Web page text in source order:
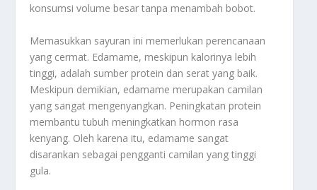
konsumsi volume besar tanpa menambah bobot.
Memasukkan sayuran ini memerlukan perencanaan
yang cermat. Edamame, meskipun kalorinya lebih
tinggi, adalah sumber protein dan serat yang baik.
Meskipun demikian, edamame merupakan camilan
yang sangat mengenyangkan. Peningkatan protein
membantu tubuh meningkatkan hormon rasa
kenyang. Oleh karena itu, edamame sangat
disarankan sebagai pengganti camilan yang tinggi
gula.